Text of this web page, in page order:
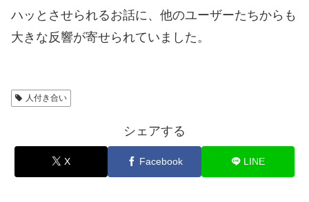
ハッとさせられるお話に、他のユーザーたちからも
大きな反響が寄せられていました。
人付き合い
シェアする
X Facebook LINE